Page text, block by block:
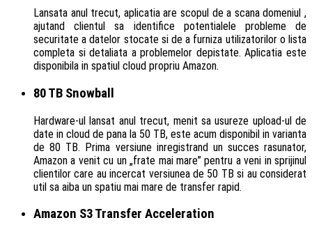
Lansata anul trecut, aplicatia are scopul de a scana domeniul ,
ajutand clientul sa identifice potentialele probleme de
securitate a datelor stocate si de a furniza utilizatorilor o lista
completa si detaliata a problemelor depistate. Aplicatia este
disponibila in spatiul cloud propriu Amazon.
80 TB Snowball
Hardware-ul lansat anul trecut, menit sa usureze upload-ul de
date in cloud de pana la 50 TB, este acum disponibil in varianta
de 80 TB. Prima versiune inregistrand un succes rasunator,
Amazon a venit cu un „frate mai mare” pentru a veni in sprijinul
clientilor care au incercat versiunea de 50 TB si au considerat
util sa aiba un spatiu mai mare de transfer rapid.
Amazon S3 Transfer Acceleration